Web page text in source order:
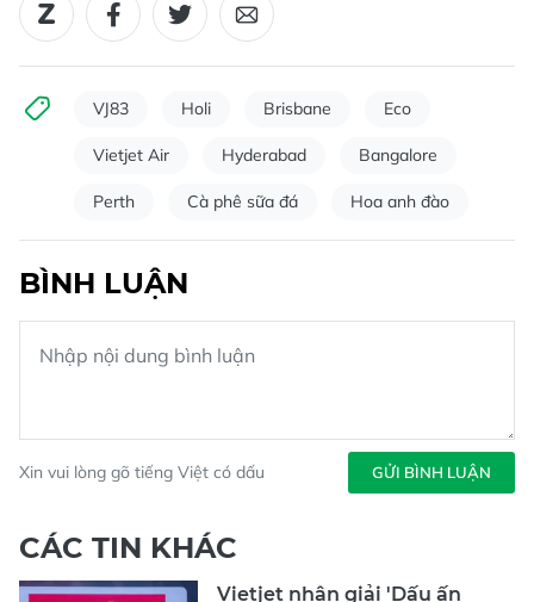
VJ83 Holi Brisbane Eco
Vietjet Air Hyderabad Bangalore
Perth Cà phê sữa đá Hoa anh đào
BÌNH LUẬN
Xin vui lòng gõ tiếng Việt có dấu GỬI BÌNH LUẬN
CÁC TIN KHÁC
Vietjet nhận giải 'Dấu ấn